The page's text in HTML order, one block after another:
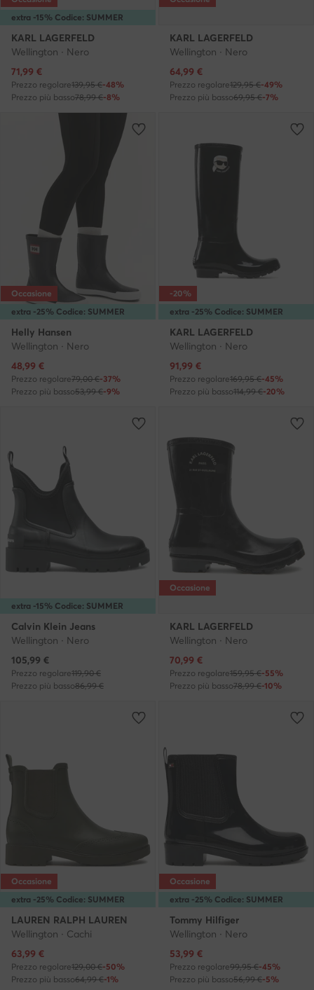
extra -15% Codice: SUMMER
KARL LAGERFELD
Wellington · Nero
Prezzo attuale
71,99 €
Prezzo regolare139,95 €-48%
Prezzo più basso78,99 €-8%
KARL LAGERFELD
Wellington · Nero
Prezzo attuale
64,99 €
Prezzo regolare129,95 €-49%
Prezzo più basso69,95 €-7%
extra -25% Codice: SUMMER
Occasione
Helly Hansen
Wellington · Nero
Prezzo attuale
48,99 €
Prezzo regolare79,00 €-37%
Prezzo più basso53,99 €-9%
extra -25% Codice: SUMMER
-20%
KARL LAGERFELD
Wellington · Nero
Prezzo attuale
91,99 €
Prezzo regolare169,95 €-45%
Prezzo più basso114,99 €-20%
extra -15% Codice: SUMMER
Calvin Klein Jeans
Wellington · Nero
Prezzo attuale
105,99 €
Prezzo regolare119,90 €
Prezzo più basso86,99 €
Occasione
KARL LAGERFELD
Wellington · Nero
Prezzo attuale
70,99 €
Prezzo regolare159,95 €-55%
Prezzo più basso78,99 €-10%
extra -25% Codice: SUMMER
Occasione
LAUREN RALPH LAUREN
Wellington · Cachi
Prezzo attuale
63,99 €
Prezzo regolare129,00 €-50%
Prezzo più basso64,99 €-1%
extra -25% Codice: SUMMER
Occasione
Tommy Hilfiger
Wellington · Nero
Prezzo attuale
53,99 €
Prezzo regolare99,95 €-45%
Prezzo più basso56,99 €-5%